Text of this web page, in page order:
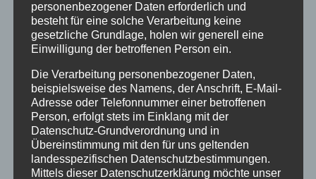
personenbezogener Daten erforderlich und
besteht für eine solche Verarbeitung keine
gesetzliche Grundlage, holen wir generell eine
Einwilligung der betroffenen Person ein.
Die Verarbeitung personenbezogener Daten,
beispielsweise des Namens, der Anschrift, E-Mail-
Adresse oder Telefonnummer einer betroffenen
Person, erfolgt stets im Einklang mit der
Datenschutz-Grundverordnung und in
Übereinstimmung mit den für uns geltenden
landesspezifischen Datenschutzbestimmungen.
Mittels dieser Datenschutzerklärung möchte unser